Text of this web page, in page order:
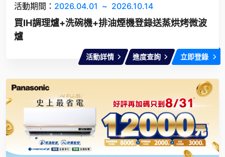
活動期間： 2026.04.01 ~ 2026.10.14
買IH調理爐+洗碗機+排油煙機登錄送蒸烘烤微波
爐
活動詳情 進度查詢 立即登錄